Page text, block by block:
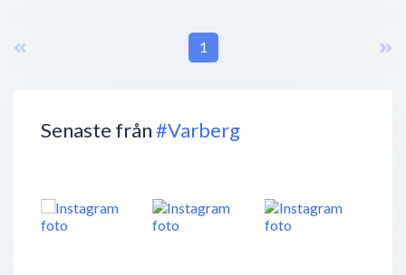
Senaste från#Varberg
1